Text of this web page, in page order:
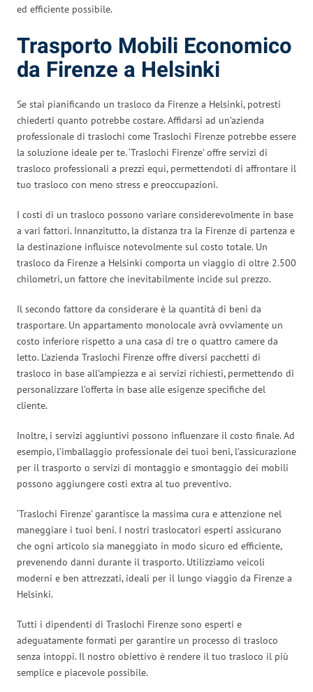
ed efficiente possibile.
Trasporto Mobili Economico
da Firenze a Helsinki
Se stai pianificando un trasloco da Firenze a Helsinki, potresti
chiederti quanto potrebbe costare. Affidarsi ad un’azienda
professionale di traslochi come Traslochi Firenze potrebbe essere
la soluzione ideale per te. ‘Traslochi Firenze’ offre servizi di
trasloco professionali a prezzi equi, permettendoti di affrontare il
tuo trasloco con meno stress e preoccupazioni.
I costi di un trasloco possono variare considerevolmente in base
a vari fattori. Innanzitutto, la distanza tra la Firenze di partenza e
la destinazione influisce notevolmente sul costo totale. Un
trasloco da Firenze a Helsinki comporta un viaggio di oltre 2.500
chilometri, un fattore che inevitabilmente incide sul prezzo.
Il secondo fattore da considerare è la quantità di beni da
trasportare. Un appartamento monolocale avrà ovviamente un
costo inferiore rispetto a una casa di tre o quattro camere da
letto. L’azienda Traslochi Firenze offre diversi pacchetti di
trasloco in base all’ampiezza e ai servizi richiesti, permettendo di
personalizzare l’offerta in base alle esigenze specifiche del
cliente.
Inoltre, i servizi aggiuntivi possono influenzare il costo finale. Ad
esempio, l’imballaggio professionale dei tuoi beni, l’assicurazione
per il trasporto o servizi di montaggio e smontaggio dei mobili
possono aggiungere costi extra al tuo preventivo.
‘Traslochi Firenze’ garantisce la massima cura e attenzione nel
maneggiare i tuoi beni. I nostri traslocatori esperti assicurano
che ogni articolo sia maneggiato in modo sicuro ed efficiente,
prevenendo danni durante il trasporto. Utilizziamo veicoli
moderni e ben attrezzati, ideali per il lungo viaggio da Firenze a
Helsinki.
Tutti i dipendenti di Traslochi Firenze sono esperti e
adeguatamente formati per garantire un processo di trasloco
senza intoppi. Il nostro obiettivo è rendere il tuo trasloco il più
semplice e piacevole possibile.